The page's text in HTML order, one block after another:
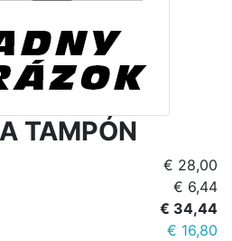
TAMPÓN
€ 28,00
€ 6,44
€ 34,44
€ 16,80